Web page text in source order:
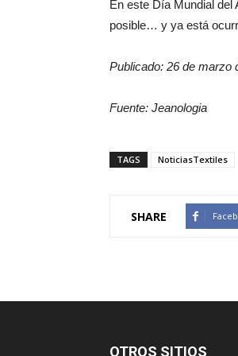
En este Día Mundial del
posible… y ya está
Publicado: 26 de marzo
Fuente: Jeanologia
TAGS NoticiasTextiles
SHARE
OTROS SITIOS